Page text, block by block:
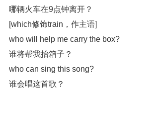
哪辆火车在9点钟离开？
[which修饰train，作主语]
who will help me carry the box?
谁将帮我抬箱子？
who can sing this song?
谁会唱这首歌？